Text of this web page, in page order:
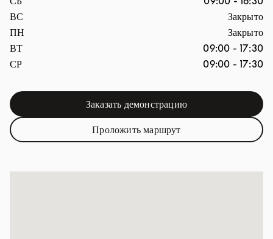
ВС
Закрыто
ПН
Закрыто
ВТ
09:00 - 17:30
СР
09:00 - 17:30
Заказать демонстрацию
Link Opens in New Tab
Проложить маршрутLink Opens in New Tab